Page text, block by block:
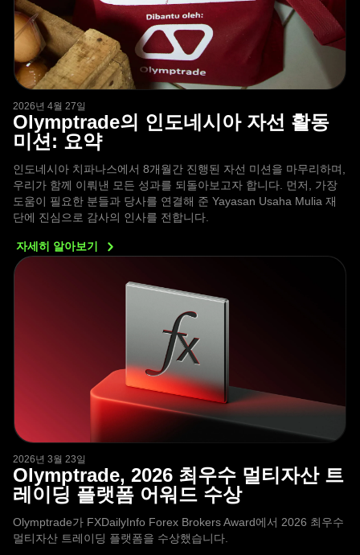
2026년 4월 27일
Olymptrade의 인도네시아 자선 활동
미션: 요약
인도네시아 치파나스에서 8개월간 진행된 자선 미션을 마무리하며,
우리가 함께 이뤄낸 모든 성과를 되돌아보고자 합니다. 먼저, 가장
도움이 필요한 분들과 당사를 연결해 준 Yayasan Usaha Mulia 재
단에 진심으로 감사의 인사를 전합니다.
자세히 알아보기
2026년 3월 23일
Olymptrade, 2026 최우수 멀티자산 트
레이딩 플랫폼 어워드 수상
Olymptrade가 FXDailyInfo Forex Brokers Award에서 2026 최우수
멀티자산 트레이딩 플랫폼을 수상했습니다.